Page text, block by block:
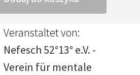
Veranstaltet von:
Nefesch 52°13° e.V. -
Verein für mentale